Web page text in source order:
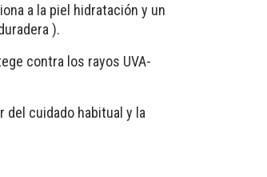
a la piel hidratación y un
).
contra los rayos UVA-
del cuidado habitual y la